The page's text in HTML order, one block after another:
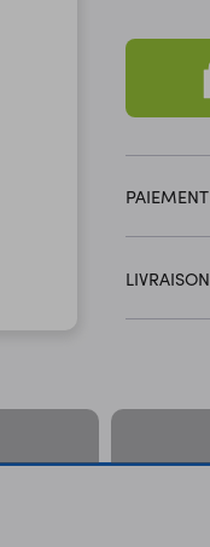
PAIEMENT
LIVRAISON